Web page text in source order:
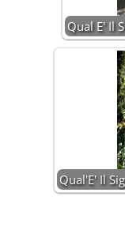
Qual E' Il
Qual'E' Il